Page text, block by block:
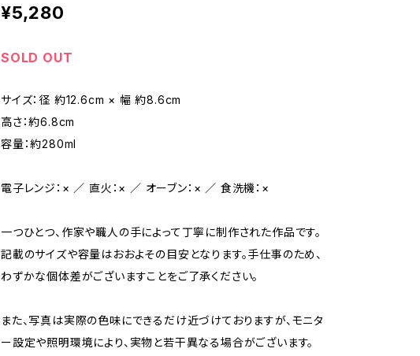
¥5,280
SOLD OUT
サイズ：径 約12.6cm × 幅 約8.6cm
高さ：約6.8cm
容量：約280ml
電子レンジ：× ／ 直火：× ／ オーブン：× ／ 食洗機：×
一つひとつ、作家や職人の手によって丁寧に制作された作品です。
記載のサイズや容量はおおよその目安となります。手仕事のため、
わずかな個体差がございますことをご了承ください。
また、写真は実際の色味にできるだけ近づけておりますが、モニタ
ー設定や照明環境により、実物と若干異なる場合がございます。